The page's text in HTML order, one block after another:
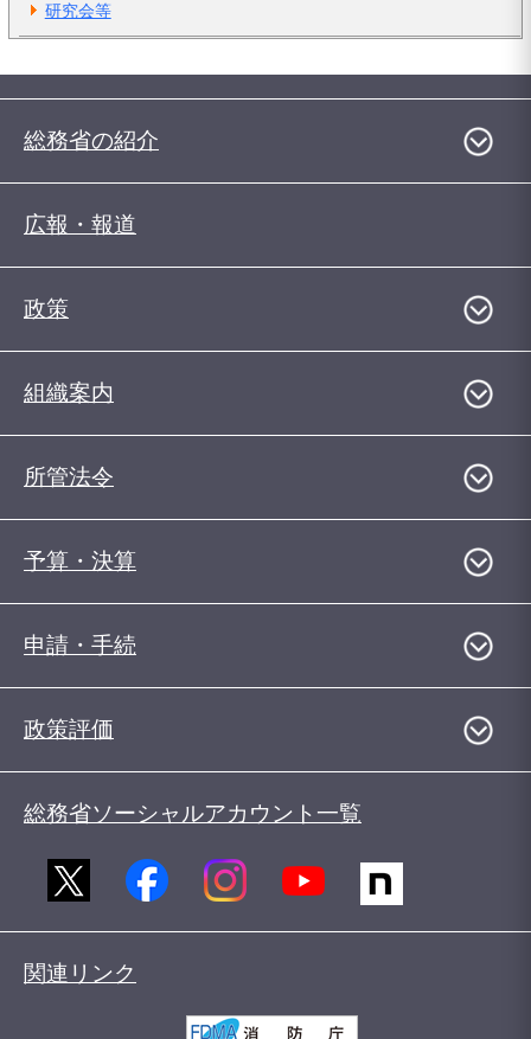
研究会等
総務省の紹介
広報・報道
政策
組織案内
所管法令
予算・決算
申請・手続
政策評価
総務省ソーシャルアカウント一覧
関連リンク